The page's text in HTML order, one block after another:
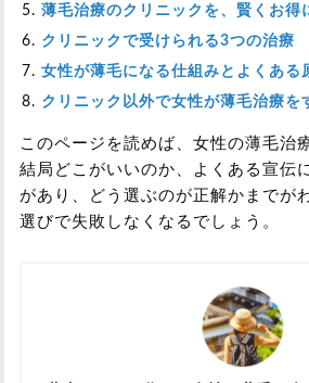
薄毛治療のクリニックを、賢くお得
クリニックで受けられる3つの治療
女性が薄毛になる仕組みとよくある
クリニック以外で女性が薄毛治療を
このページを読めば、女性の薄毛治
結局どこがいいのか、よくある宣伝
があり、どう選ぶのが正解かまでが
選びで失敗しなくなるでしょう。